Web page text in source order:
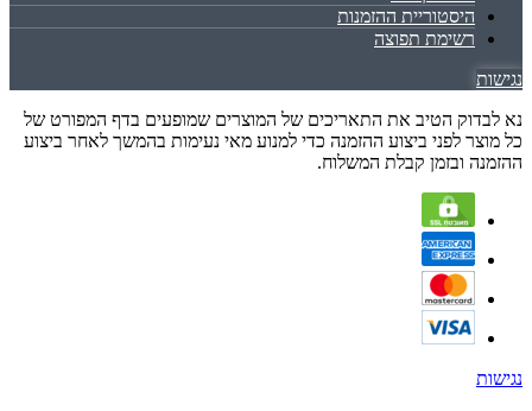
היסטוריית ההזמנות
רשימת תפוצה
נגישות
נא לבדוק הטיב את התאריכים של המוצרים שמופעים בדף המפורט של
כל מוצר לפני ביצוע ההזמנה כדי למנוע מאי נעימות בהמשך לאחר ביצוע
ההזמנה ובזמן קבלת המשלוח.
נגישות